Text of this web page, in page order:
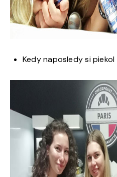
Kedy naposledy si